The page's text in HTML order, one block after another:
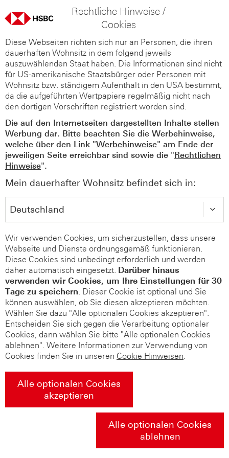
Rechtliche Hinweise /
Cookies
Diese Webseiten richten sich nur an Personen, die ihren
dauerhaften Wohnsitz in dem folgend jeweils
auszuwählenden Staat haben. Die Informationen sind nicht
für US-amerikanische Staatsbürger oder Personen mit
Wohnsitz bzw. ständigem Aufenthalt in den USA bestimmt,
da die aufgeführten Wertpapiere regelmäßig nicht nach
den dortigen Vorschriften registriert worden sind.
Die auf den Internetseiten dargestellten Inhalte stellen
Werbung dar. Bitte beachten Sie die Werbehinweise,
welche über den Link "Werbehinweise" am Ende der
jeweiligen Seite erreichbar sind sowie die "Rechtlichen
Hinweise".
Mein dauerhafter Wohnsitz befindet sich in:
Wir verwenden Cookies, um sicherzustellen, dass unsere
Webseite und Dienste ordnungsgemäß funktionieren.
Diese Cookies sind unbedingt erforderlich und werden
daher automatisch eingesetzt. Darüber hinaus
verwenden wir Cookies, um Ihre Einstellungen für 30
Tage zu speichern. Dieser Cookie ist optional und Sie
können auswählen, ob Sie diesen akzeptieren möchten.
Wählen Sie dazu "Alle optionalen Cookies akzeptieren".
Entscheiden Sie sich gegen die Verarbeitung optionaler
Cookies, dann wählen Sie bitte "Alle optionalen Cookies
ablehnen". Weitere Informationen zur Verwendung von
Cookies finden Sie in unseren Cookie Hinweisen.
Alle optionalen Cookies
akzeptieren
Alle optionalen Cookies
ablehnen